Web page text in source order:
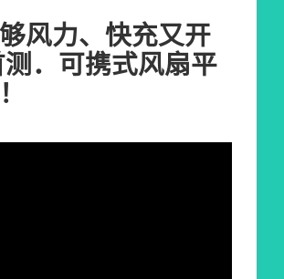
风力、快充又开
．可携式风扇平